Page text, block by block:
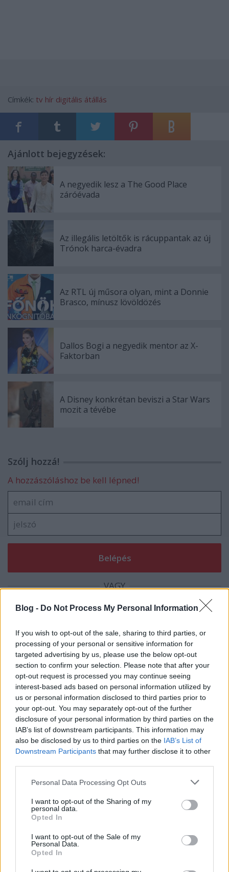
Blog - Do Not Process My Personal Information
If you wish to opt-out of the sale, sharing to third parties, or
processing of your personal or sensitive information for
targeted advertising by us, please use the below opt-out
section to confirm your selection. Please note that after your
opt-out request is processed you may continue seeing
interest-based ads based on personal information utilized by
us or personal information disclosed to third parties prior to
your opt-out. You may separately opt-out of the further
disclosure of your personal information by third parties on the
IAB’s list of downstream participants. This information may
also be disclosed by us to third parties on the IAB’s List of
Downstream Participants that may further disclose it to other
Please note that this website/app uses one or more Google
not limited to your visit or usage behaviour. You may click to
grant or deny consent to Google and its third-party tags to
use your data for below specified purposes in below Google
consent section.
Personal Data Processing Opt Outs
I want to opt-out of the Sharing of my
personal data.
Opted In
I want to opt-out of the Sale of my
Personal Data.
Opted In
Címkék: tv hír digitális átállás
Ajánlott bejegyzések:
A negyedik lesz a The Good Place
záróévada
Az illegális letöltők is rácuppantak az új
Trónok harca-évadra
Az RTL új műsora olyan, mint a Donnie
Brasco, mínusz lövöldözés
Dallos Bogi a negyedik mentor az X-
Faktorban
A Disney konkrétan beviszi a Star Wars
mozit a tévébe
Szólj hozzá!
A hozzászóláshoz be kell lépned!
VAGY
R93
13 éve
pont azt nem írja az mmonline.hu híre, ami itt a hír
címe
(a fél országot ekkor kapcsolják le)
Lorp
Attila81
erről miért nincs itt kritika?
hvg.hu/kultura/20130515_Durva_ByeAlexkritika_Ezt_
a_szerencsetlen